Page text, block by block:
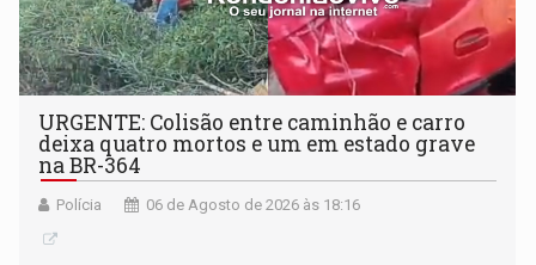
URGENTE: Colisão entre caminhão e carro
deixa quatro mortos e um em estado grave
na BR-364
Polícia 06 de Agosto de 2026 às 18:16